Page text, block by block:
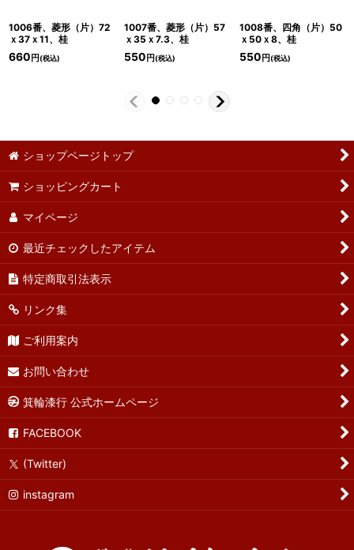
1006番、菱形（片）72
ｘ37ｘ11、桂
660 円(税込)
1007番、菱形（片）57
ｘ35ｘ7.3、桂
550 円(税込)
1008番、四角（片）50
ｘ50ｘ8、桂
550 円(税込)
ショップページトップ
ショッピングカート
マイページ
最近チェックしたアイテム
特定商取引法表示
リンク集
ご利用案内
お問い合わせ
箕輪漆行 公式ホームページ
FACEBOOK
(Twitter)
instagram